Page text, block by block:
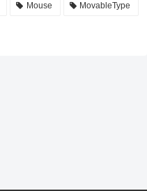
Mouse MovableType